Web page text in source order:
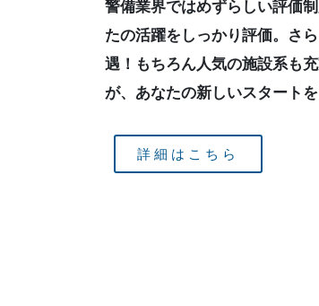
警備業界ではめずらしい評価
たの活躍をしっかり評価。さ
遇！もちろん人気の施設系も
が、あなたの新しいスタート
詳細はこちら